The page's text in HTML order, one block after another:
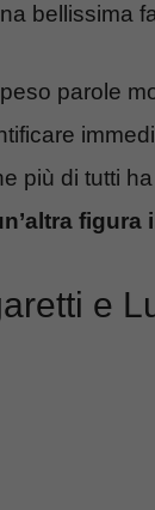
bellissima
parole
più di tutti
e